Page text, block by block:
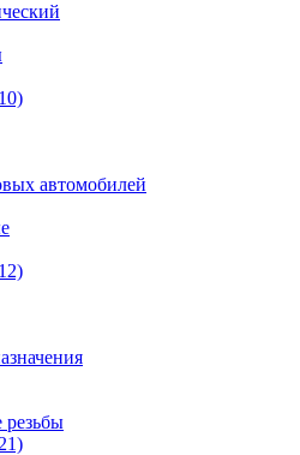
автомобилей
резьбы